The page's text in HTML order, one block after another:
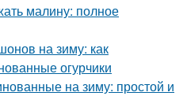
малину: полное
на зиму: как
огурчики
на зиму: простой и